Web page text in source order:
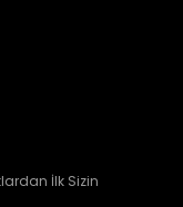
İlk Sizin